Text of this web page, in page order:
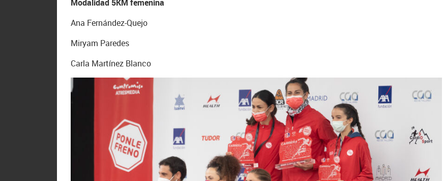
Modalidad 5KM femenina
Ana Fernández-Quejo
Miryam Paredes
Carla Martínez Blanco